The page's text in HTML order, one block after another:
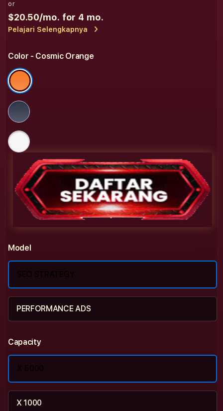
or
$20.50/mo. for 4 mo.
Pelajari Selengkapnya
Color - Cosmic Orange
Model
SEO STRATEGY
PERFORMANCE ADS
Capacity
X 5000
X 1000